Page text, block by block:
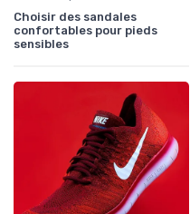
Choisir des sandales
confortables pour pieds
sensibles